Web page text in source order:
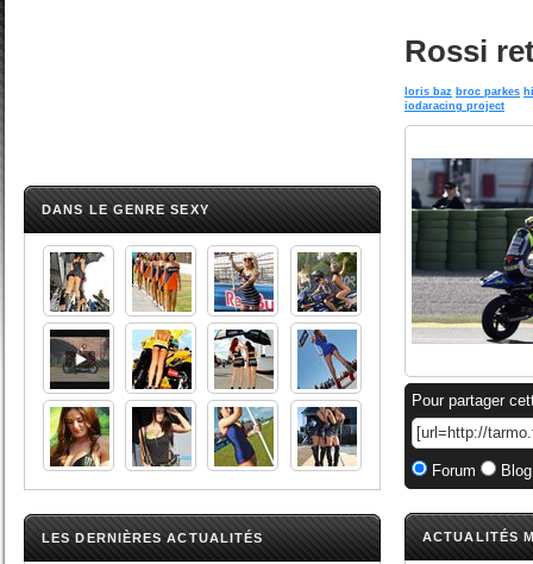
DANS LE GENRE SEXY
LES DERNIÈRES ACTUALITÉS
Rossi
loris baz broc parkes
iodaracing project
Pour partager
Forum
ACTUALITÉS